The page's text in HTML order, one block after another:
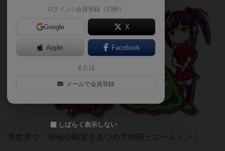
異世界で、領地や財宝をあつめて仲間とゴールイン！
ログイン / 会員登録（10秒）
Google X
Apple Facebook
または
メールで会員登録
しばらく表示しない